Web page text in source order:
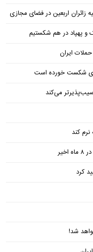
زائران اربعین در فضای مجازی
و پهپاد در هم شکستیم
شکست خورده است
می‌کند
کند
کرد
شد!